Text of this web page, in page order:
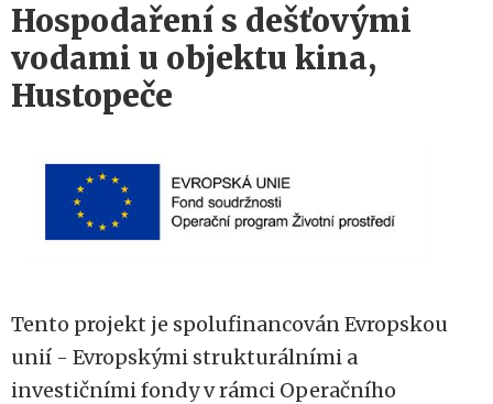
Hospodaření s dešťovými
vodami u objektu kina,
Hustopeče
Tento projekt je spolufinancován Evropskou
unií - Evropskými strukturálními a
investičními fondy v rámci Operačního